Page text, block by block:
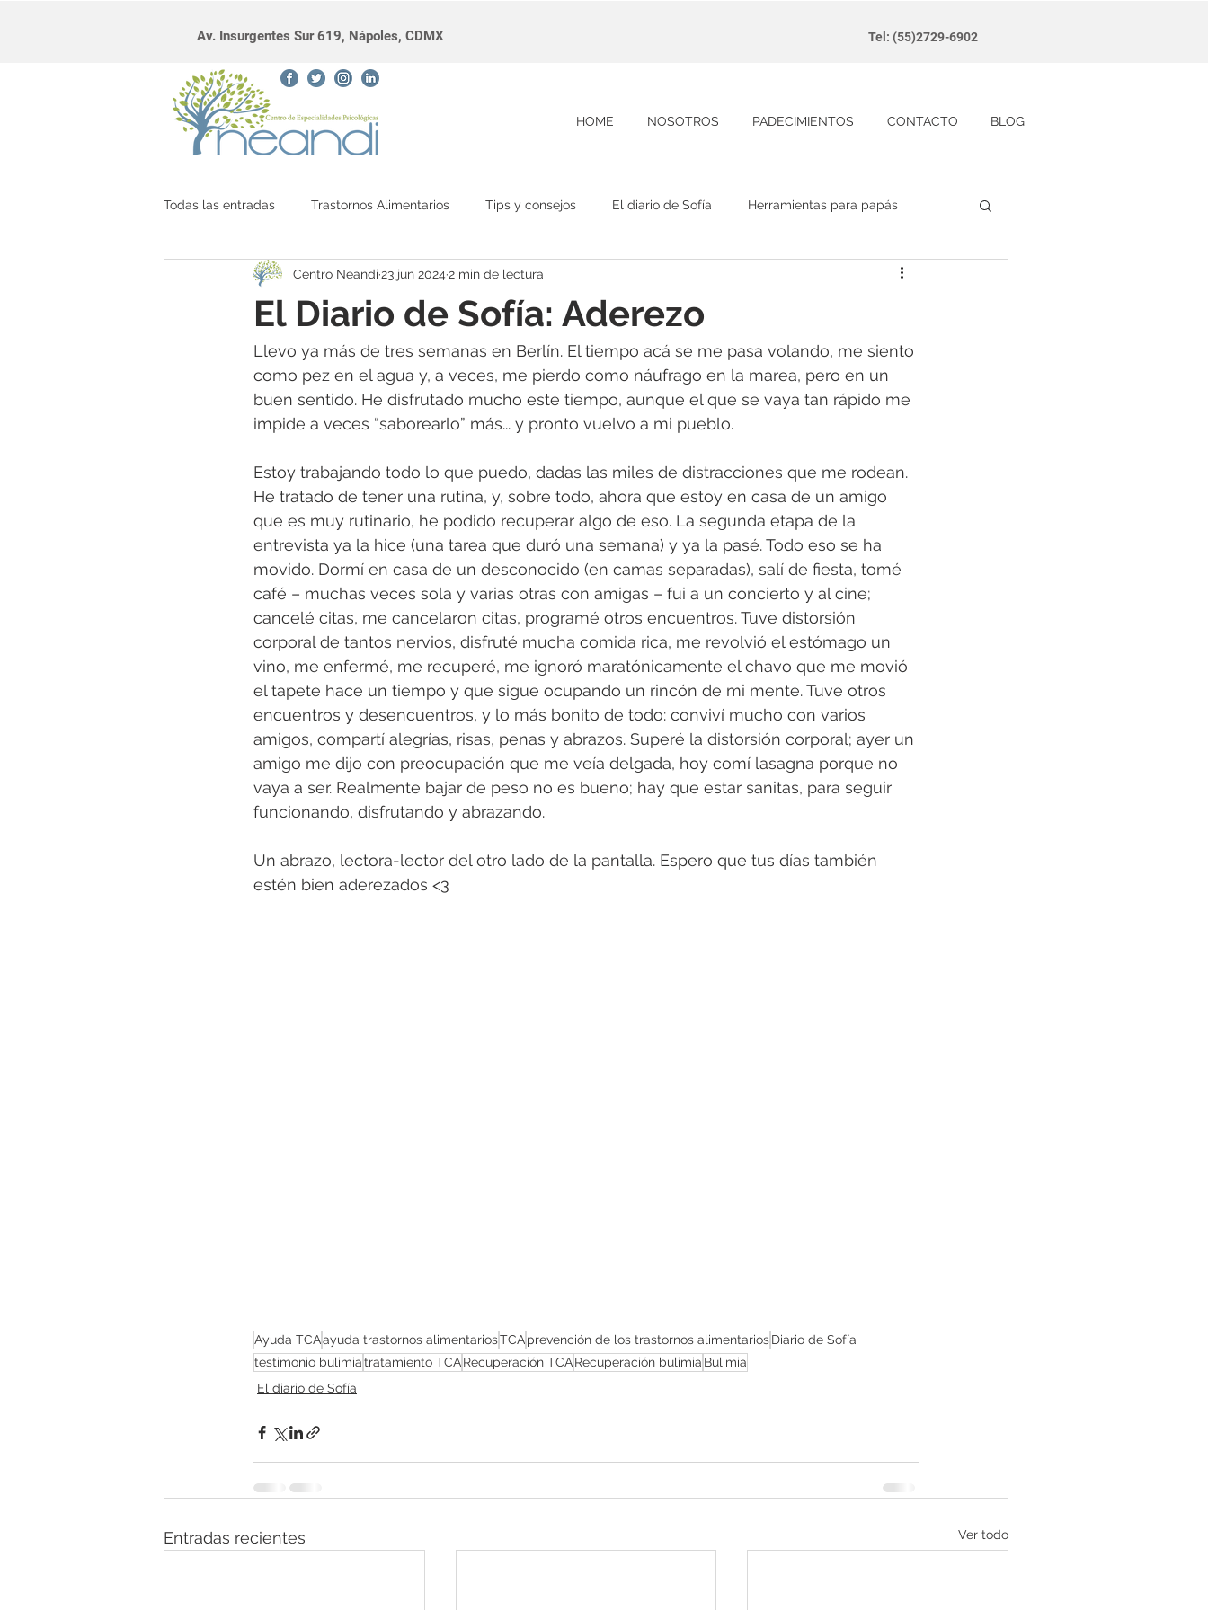
Av. Insurgentes Sur 619, Nápoles, CDMX Tel: (55)2729-6902
HOME NOSOTROS PADECIMIENTOS CONTACTO BLOG
Todas las entradas Trastornos Alimentarios Tips y consejos El diario de Sofía Herramientas para papás
diálogo interno
El Diario de Sofía: Aderezo
Centro Neandi 23 jun 2024 2 min de lectura
Llevo ya más de tres semanas en Berlín. El tiempo acá se me pasa volando, me siento
como pez en el agua y, a veces, me pierdo como náufrago en la marea, pero en un
buen sentido. He disfrutado mucho este tiempo, aunque el que se vaya tan rápido me
impide a veces “saborearlo” más... y pronto vuelvo a mi pueblo.
Estoy trabajando todo lo que puedo, dadas las miles de distracciones que me rodean.
He tratado de tener una rutina, y, sobre todo, ahora que estoy en casa de un amigo
que es muy rutinario, he podido recuperar algo de eso. La segunda etapa de la
entrevista ya la hice (una tarea que duró una semana) y ya la pasé. Todo eso se ha
movido. Dormí en casa de un desconocido (en camas separadas), salí de fiesta, tomé
café – muchas veces sola y varias otras con amigas – fui a un concierto y al cine;
cancelé citas, me cancelaron citas, programé otros encuentros. Tuve distorsión
corporal de tantos nervios, disfruté mucha comida rica, me revolvió el estómago un
vino, me enfermé, me recuperé, me ignoró maratónicamente el chavo que me movió
el tapete hace un tiempo y que sigue ocupando un rincón de mi mente. Tuve otros
encuentros y desencuentros, y lo más bonito de todo: conviví mucho con varios
amigos, compartí alegrías, risas, penas y abrazos. Superé la distorsión corporal; ayer un
amigo me dijo con preocupación que me veía delgada, hoy comí lasagna porque no
vaya a ser. Realmente bajar de peso no es bueno; hay que estar sanitas, para seguir
funcionando, disfrutando y abrazando.
Un abrazo, lectora-lector del otro lado de la pantalla. Espero que tus días también
estén bien aderezados <3
Ayuda TCAayuda trastornos alimentariosTCAprevención de los trastornos alimentariosDiario de Sofía
testimonio bulimiatratamiento TCARecuperación TCARecuperación bulimia Bulimia
El diario de Sofía
Entradas recientes Ver todo